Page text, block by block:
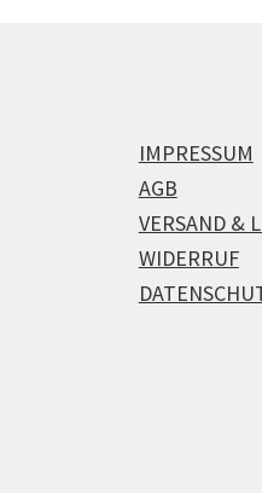
IMPRESSUM
AGB
VERSAND &
WIDERRUF